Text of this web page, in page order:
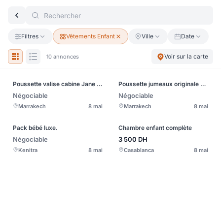
Filtres Vêtements Enfant Ville Date
10 annonces Voir sur la carte
Poussette valise cabine Jane Roket comme neuf
Négociable
Marrakech 8 mai
Poussette jumeaux originale comme neuf
Négociable
Marrakech 8 mai
Pack bébé luxe.
Négociable
Kenitra 8 mai
Chambre enfant complète
3 500 DH
Casablanca 8 mai